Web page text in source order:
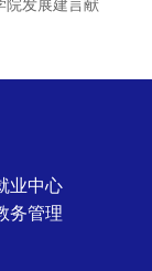
院发展建言献
业中心
务管理